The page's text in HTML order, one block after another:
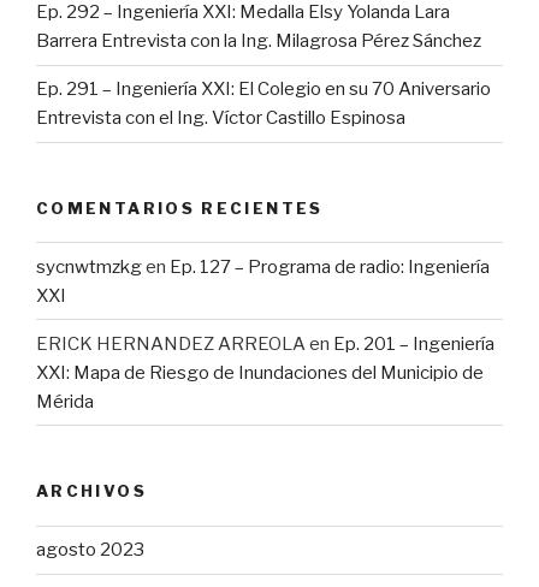
Ep. 292 – Ingeniería XXI: Medalla Elsy Yolanda Lara
Barrera Entrevista con la Ing. Milagrosa Pérez Sánchez
Ep. 291 – Ingeniería XXI: El Colegio en su 70 Aniversario
Entrevista con el Ing. Víctor Castillo Espinosa
COMENTARIOS RECIENTES
sycnwtmzkgen Ep. 127 – Programa de radio: Ingeniería
XXI
ERICK HERNANDEZ ARREOLAen Ep. 201 – Ingeniería
XXI: Mapa de Riesgo de Inundaciones del Municipio de
Mérida
ARCHIVOS
agosto 2023